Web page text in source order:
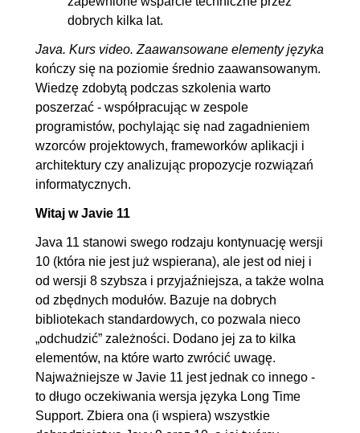
bezwynikowa
wynikowa
6.5. Lambda
wieloargumentowa wynikowa
6.6. Referencja na metodę
00:09:37
6.7. Obsługa błędów w
lambdach
00:10:39
6.9. Komponowanie składników
klasy
00:14:55
7. Typowe zadania z kolekcjami 02:02:08
7.1. Główny podział kolekcji
00:14:24
7.2. Kolekcje Listy (List)
00:09:52
7.3. Array Lista - królowa list
00:10:21
7.4. Linked Lista
dobrych kilka lat.
Java. Kurs video. Zaawansowane elementy języka
kończy się na poziomie średnio zaawansowanym.
Wiedzę zdobytą podczas szkolenia warto
poszerzać - współpracując w zespole
programistów, pochylając się nad zagadnieniem
wzorców projektowych, frameworków aplikacji i
architektury czy analizując propozycje rozwiązań
informatycznych.
Witaj w Javie 11
Java 11 stanowi swego rodzaju kontynuację wersji
10 (która nie jest już wspierana), ale jest od niej i
od wersji 8 szybsza i przyjaźniejsza, a także wolna
od zbędnych modułów. Bazuje na dobrych
bibliotekach standardowych, co pozwala nieco
„odchudzić” zależności. Dodano jej za to kilka
elementów, na które warto zwrócić uwagę.
Najważniejsze w Javie 11 jest jednak co innego -
to długo oczekiwania wersja języka Long Time
Support. Zbiera ona (i wspiera) wszystkie